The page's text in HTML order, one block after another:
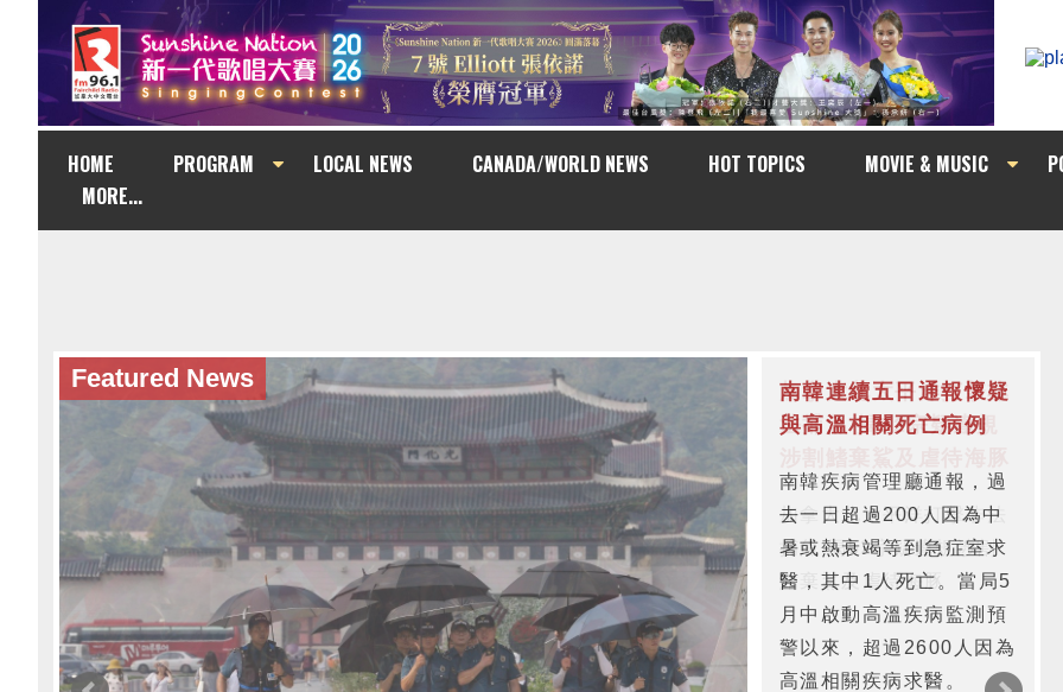
HOME PROGRAM LOCAL NEWS CANADA/WORLD NEWS HOT TOPICS MOVIE & MUSIC
MORE...
Featured News
南韓連續五日通報懷疑
與高溫相關死亡病例
南韓疾病管理廳通報，過
去一日超過200人因為中
暑或熱衰竭等到急症室求
醫，其中1人死亡。當局5
月中啟動高溫疾病監測預
警以來，超過2600人因為
高溫相關疾病求醫。